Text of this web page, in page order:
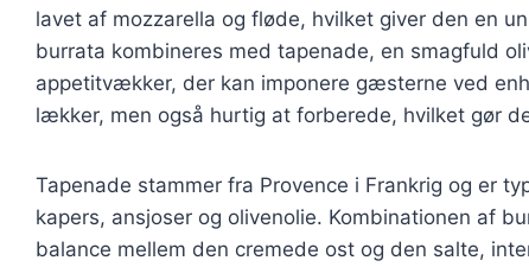
lavet af mozzarella og fløde, hvilket giver den en
burrata kombineres med tapenade, en smagfuld
appetitvækker, der kan imponere gæsterne ved
lækker, men også hurtig at forberede, hvilket gør
Tapenade stammer fra Provence i Frankrig og er
kapers, ansjoser og olivenolie. Kombinationen af
balance mellem den cremede ost og den salte,